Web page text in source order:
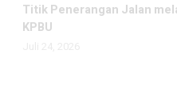
Titik Penerangan Jalan
KPBU